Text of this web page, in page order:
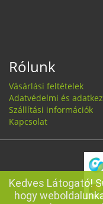
Rólunk
Vásárlási feltételek
Adatvédelmi és
Szállítási információk
Kapcsolat
Kedves Látogató!
hogy